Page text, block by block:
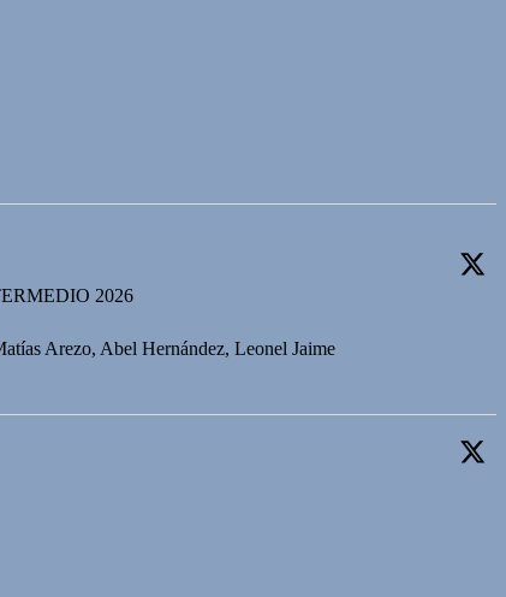
2026
Arezo, Abel Hernández, Leonel Jaime